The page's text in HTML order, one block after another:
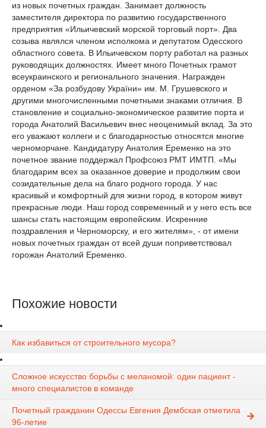
из новых почетных граждан. Занимает должность
заместителя директора по развитию государственного
предприятия «Ильичевский морской торговый порт». Два
созыва являлся членом исполкома и депутатом Одесского
областного совета. В Ильичевском порту работал на разных
руководящих должностях. Имеет много Почетных грамот
всеукраинского и регионального значения. Награжден
орденом «За розбудову України» им. М. Грушевского и
другими многочисленными почетными знаками отличия. В
становление и социально-экономическое развитие порта и
города Анатолий Васильевич внес неоценимый вклад. За это
его уважают коллеги и с благодарностью относятся многие
черноморчане. Кандидатуру Анатолия Еременко на это
почетное звание поддержал Профсоюз РМТ ИМТП. «Мы
благодарим всех за оказанное доверие и продолжим свои
созидательные дела на благо родного города. У нас
красивый и комфортный для жизни город, в котором живут
прекрасные люди. Наш город современный и у него есть все
шансы стать настоящим европейским. Искренние
поздравления и Черноморску, и его жителям», - от имени
новых почетных граждан от всей души поприветствовал
горожан Анатолий Еременко.
Похожие новости
Как избавиться от строительного мусора?
Сложное искусство борьбы с меланомой: один пациент -
много специалистов в команде
Почетный гражданин Одессы Евгения Дембская отметила
96-летие